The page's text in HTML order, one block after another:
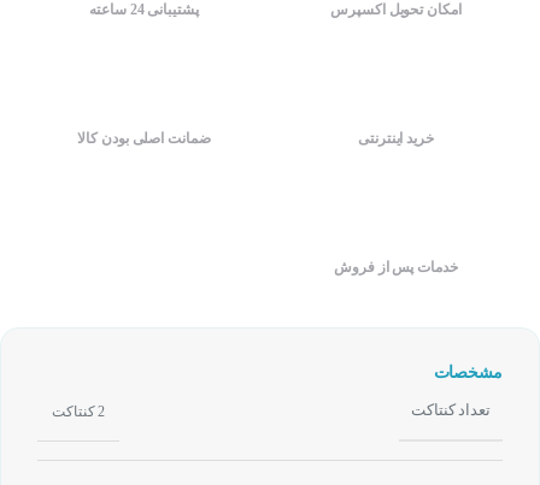
امکان تحویل اکسپرس پشتیبانی 24 ساعته
خرید اینترنتی ضمانت اصلی بودن کالا
خدمات پس از فروش
مشخصات
تعداد کنتاکت 2 کنتاکت